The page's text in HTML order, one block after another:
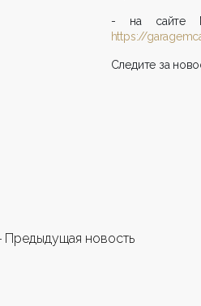
- на сайте
https://
Следите за
Предыдущая новость